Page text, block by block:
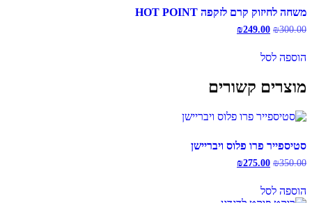
משחה לחיזוק קרם לזקפה HOT POINT
₪300.00
המחיר
היה:
₪300.00.
₪249.00
הוספה לסל
מוצרים קשורים
סטיספייר פרו פלוס ויבריישן
₪350.00
המחיר
היה:
₪350.00.
₪275.00
הוספה לסל